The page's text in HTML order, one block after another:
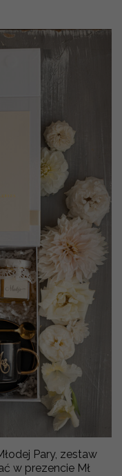
Pary, zestaw
w prezencie Mł